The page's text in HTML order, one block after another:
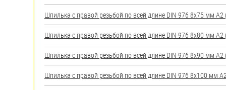
Шпилька с правой резьбой по всей длине DIN 976 8х75 мм А2
Шпилька с правой резьбой по всей длине DIN 976 8х80 мм А2
Шпилька с правой резьбой по всей длине DIN 976 8х90 мм А2
Шпилька с правой резьбой по всей длине DIN 976 8х100 мм